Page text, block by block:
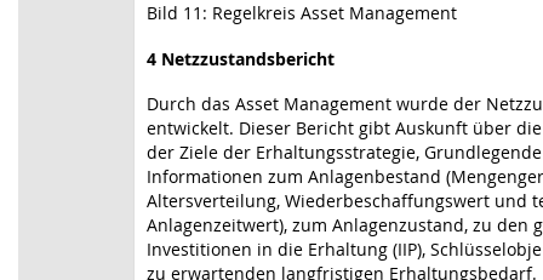
Bild 11: Regelkreis Asset Management
4 Netzzustandsbericht
Durch das Asset Management wurde der
entwickelt. Dieser Bericht gibt Auskunft über
der Ziele der Erhaltungsstrategie,
Informationen zum Anlagenbestand
Altersverteilung, Wiederbeschaffungswert und
Anlagenzeitwert), zum Anlagenzustand, zu den
Investitionen in die Erhaltung (IIP),
zu erwartenden langfristigen Erhaltungsbedarf.